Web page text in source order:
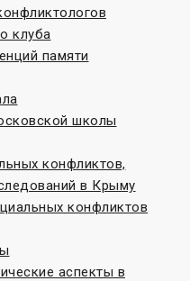
клуба
памяти
школы
конфликтов,
в Крыму
конфликтов
аспекты в